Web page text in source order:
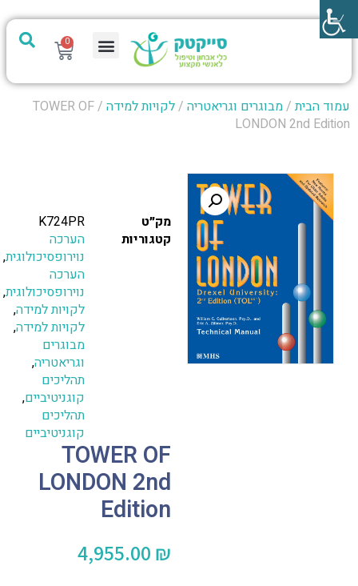
0
עמוד הבית/מבוגרים וגריאטריה /לקויות למידה
/ TOWER OF
LONDON 2nd Edition
מק״ט
K724PR
קטגוריות
הערכה
נוירופסיכולוגית,
הערכה
נוירופסיכולוגית,
לקויות למידה,
לקויות למידה,
מבוגרים
וגריאטריה,
תהליכים
קוגניטיביים,
תהליכים
קוגניטיביים
TOWER OF
LONDON 2nd
Edition
4,955.00 ₪